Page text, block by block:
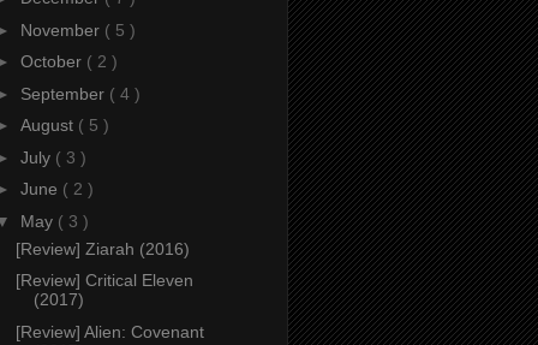
November ( 5 )
October ( 2 )
September ( 4 )
August ( 5 )
July ( 3 )
June ( 2 )
May ( 3 )
[Review] Ziarah (2016)
[Review] Critical Eleven
(2017)
[Review] Alien: Covenant